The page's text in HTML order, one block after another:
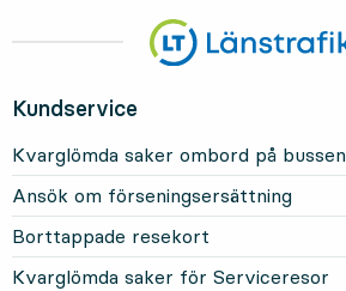
Kundservice
Kvarglömda saker ombord på bussen
Ansök om förseningsersättning
Borttappade resekort
Kvarglömda saker för Serviceresor